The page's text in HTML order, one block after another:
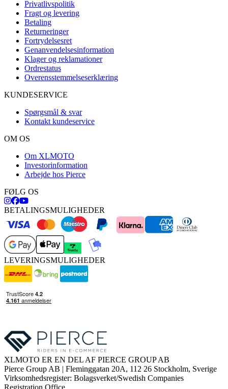
Privatlivspolitik
Fragt og levering
Betaling
Returneringer
Fortrydelsesret
Genanvendelsesinformation
Klager og reklamationer
Ordrestatus
Overensstemmelseserklæring
KUNDESERVICE
Spørgsmål & svar
Kontakt kundeservice
OM OS
Om XLMOTO
Investorinformation
Arbejde hos Pierce
FØLG OS
BETALINGSMULIGHEDER
LEVERINGSMULIGHEDER
XLMOTO ER EN DEL AF PIERCE GROUP AB
Pierce Group AB | Fleminggatan 20A, 112 26 Stockholm, Sverige
Virksomhedsregister: Bolagsverket/Swedish Companies
Registration Office